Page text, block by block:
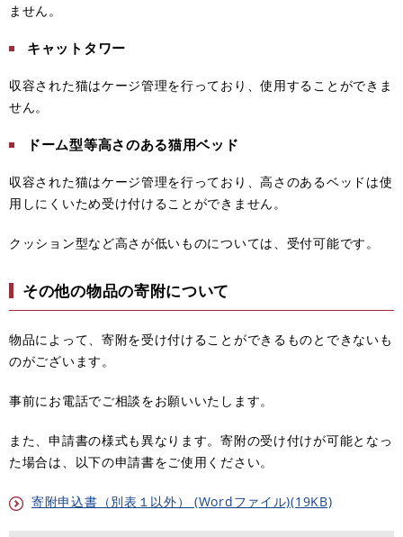
ません。
キャットタワー
収容された猫はケージ管理を行っており、使用することができま
せん。
ドーム型等高さのある猫用ベッド
収容された猫はケージ管理を行っており、高さのあるベッドは使
用しにくいため受け付けることができません。
クッション型など高さが低いものについては、受付可能です。
その他の物品の寄附について
物品によって、寄附を受け付けることができるものとできないも
のがございます。
事前にお電話でご相談をお願いいたします。
また、申請書の様式も異なります。寄附の受け付けが可能となっ
た場合は、以下の申請書をご使用ください。
寄附申込書（別表１以外） (Wordファイル)(19KB)